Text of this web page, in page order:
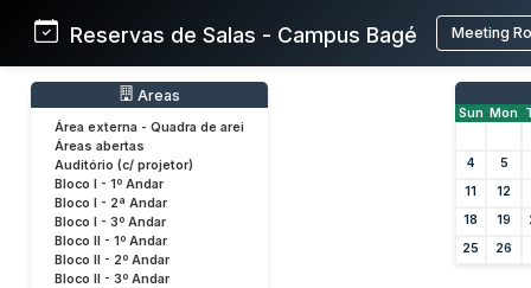
Reservas de Salas - Campus Bagé Meeting
Areas
Área externa - Quadra de arei
Áreas abertas
Auditório (c/ projetor)
Bloco I - 1º Andar
Bloco I - 2ª Andar
Bloco I - 3º Andar
Bloco II - 1º Andar
Bloco II - 2º Andar
Bloco II - 3º Andar
Sun Mon
4
5
11
12
18
19
25
26